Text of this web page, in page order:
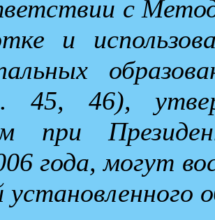
с
и
45, 46),
при
года, могут
установленного